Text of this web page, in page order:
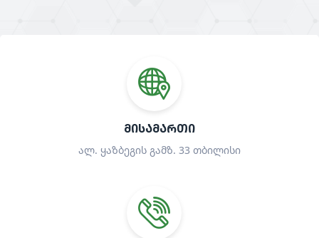
ᲛᲘᲡᲐᲛᲐᲠᲗᲘ
ალ. ყაზბეგის გამზ. 33 თბილისი